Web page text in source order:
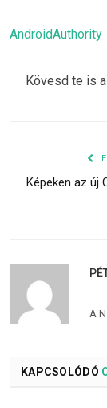
AndroidAuthority
Kövesd te is a
Képeken az új
A
KAPCSOLÓDÓ